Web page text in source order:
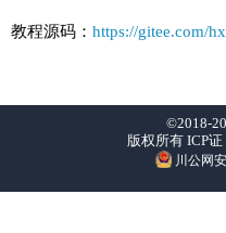
教程源码： https://gitee.com/
©2018-
版权所有 ICP证
川公网安